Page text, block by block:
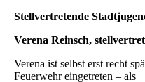
Stellvertretende
Verena Reinsch,
Verena ist selbst erst recht
Feuerwehr eingetreten – als